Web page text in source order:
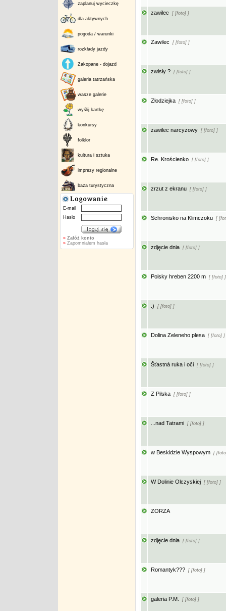
zaplanuj wycieczkę
dla aktywnych
pogoda / warunki
rozkłady jazdy
Zakopane - dojazd
galeria tatrzańska
wasze galerie
wyślij kartkę
konkursy
folklor
kultura i sztuka
imprezy regionalne
baza turystyczna
E-mail
Hasło
» Załóż konto
»Zapomniałem hasła
zawilec [ [foto] ]
Zawilec [ [foto] ]
zwisły ? [ [foto] ]
Złodziejka [ [foto] ]
zawilec narcyzowy [ [foto] ]
Re. Krościenko [ [foto] ]
zrzut z ekranu [ [foto] ]
Schronisko na Klimczoku [
zdjęcie dnia [ [foto] ]
Polsky hreben 2200 m [ [foto] ]
:) [ [foto] ]
Dolina Zeleneho plesa [ [foto] ]
Šťastná ruka i oči [ [foto] ]
Z Pilska [ [foto] ]
...nad Tatrami [ [foto] ]
w Beskidzie Wyspowym [
W Dolinie Olczyskiej [ [foto] ]
ZORZA
zdjęcie dnia [ [foto] ]
Romantyk??? [ [foto] ]
galeria P.M. [ [foto] ]